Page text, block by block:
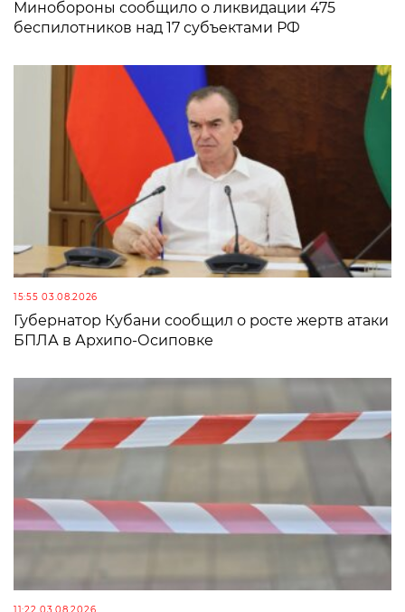
Минобороны сообщило о ликвидации 475
беспилотников над 17 субъектами РФ
15:55 03.08.2026
Губернатор Кубани сообщил о росте жертв атаки
БПЛА в Архипо-Осиповке